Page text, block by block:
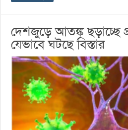
দেশজুড়ে আতঙ্ক ছড়াচ্ছে
যেভাবে ঘটছে বিস্তার